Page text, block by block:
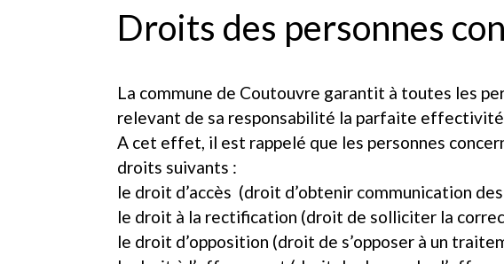
Droits des personnes
La commune de Coutouvre garantit à toutes les
relevant de sa responsabilité la parfaite
A cet effet, il est rappelé que les personnes
droits suivants :
le droit d’accès (droit d’obtenir communication
le droit à la rectification (droit de solliciter la
le droit d’opposition (droit de s’opposer à un